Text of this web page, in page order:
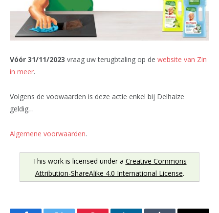
Vóór 31/11/2023 vraag uw terugbtaling op de website van Zin
in meer.
Volgens de voowaarden is deze actie enkel bij Delhaize
geldig…
Algemene voorwaarden.
This work is licensed under a Creative Commons
Attribution-ShareAlike 4.0 International License.